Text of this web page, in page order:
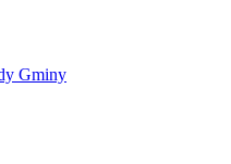
Gminy